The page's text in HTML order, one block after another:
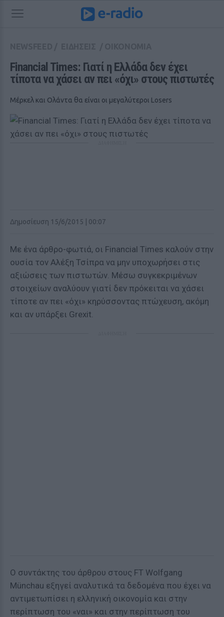
Financial Times: Γιατί η Ελλάδα δεν έχει
τίποτα να χάσει αν πει «όχι» στους πιστωτές
Μέρκελ και Ολάντα θα είναι οι μεγαλύτεροι Losers
Δημοσίευση 15/6/2015 | 00:07
Με ένα άρθρο-φωτιά, οι Financial Times καλούν στην
ουσία τον Αλέξη Τσίπρα να μην υποχωρήσει στις
αξιώσεις των πιστωτών. Μέσω συγκεκριμένων
στοιχείων αναλύουν γιατί δεν πρόκειται να χάσει
τίποτε αν πει «όχι» κηρύσσοντας πτώχευση, ακόμη
και αν υπάρξει Grexit.
Ο συντάκτης του άρθρου στους FT Wolfgang
Münchau εξηγεί αναλυτικά τα δεδομένα που έχει να
αντιμετωπίσει η ελληνική οικονομία και στην
περίπτωση του «ναι» και στην περίπτωση του